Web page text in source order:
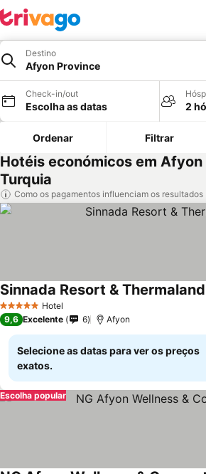
Destino
Afyon Province
Check-in/out
Escolha as datas 2
Ordenar Filtrar
Hotéis económicos em Afyon
Turquia
Como os pagamentos influenciam os resultados
5 Estrelas Hotel
Sinnada Resort & Thermaland
9,6 Excelente 6 Afyon
Selecione as datas para ver os preços
exatos.
Escolha popular